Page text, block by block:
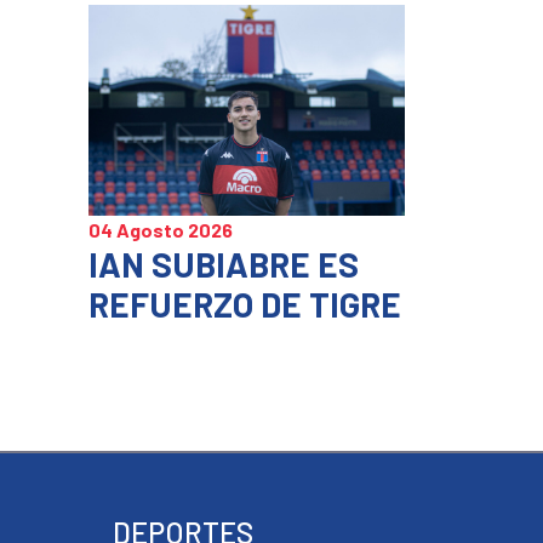
04 Agosto 2026
IAN SUBIABRE ES
REFUERZO DE TIGRE
DEPORTES